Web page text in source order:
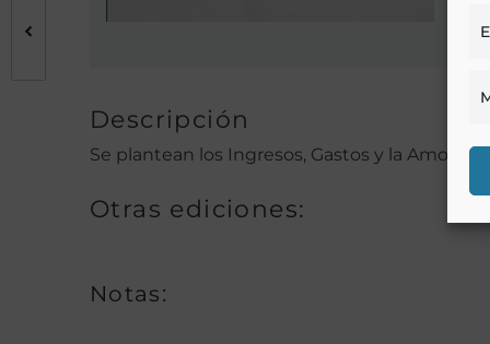
Descripción
Se plantean los Ingresos, Gastos y la
Otras ediciones:
Notas: